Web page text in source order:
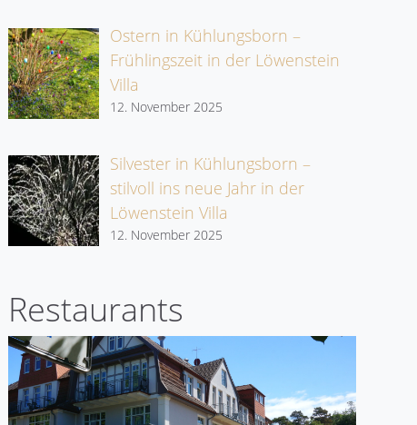
Ostern in Kühlungsborn –
Frühlingszeit in der Löwenstein
Villa
12. November 2025
Silvester in Kühlungsborn –
stilvoll ins neue Jahr in der
Löwenstein Villa
12. November 2025
Restaurants